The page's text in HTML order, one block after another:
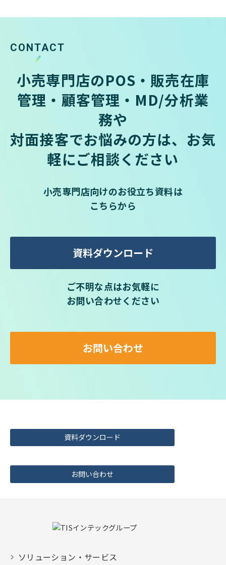
CONTACT
小売専門店のPOS・販売在庫
管理・顧客管理・MD/分析業
務や
対面接客でお悩みの方は、お気
軽にご相談ください
小売専門店向けのお役立ち資料は
こちらから
資料ダウンロード
ご不明な点はお気軽に
お問い合わせください
お問い合わせ
資料ダウンロード
お問い合わせ
ソリューション・サービス